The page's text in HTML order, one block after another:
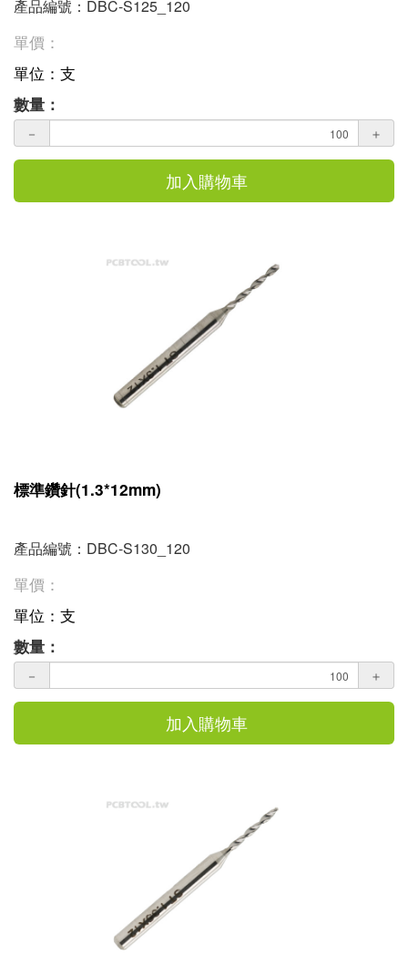
產品編號：DBC-S125_120
單價：
單位：支
數量：
－ ＋
加入購物車
標準鑽針(1.3*12mm)
產品編號：DBC-S130_120
單價：
單位：支
數量：
－ ＋
加入購物車